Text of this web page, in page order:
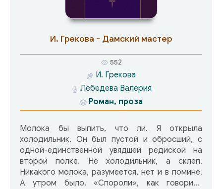
И. Грекова - Дамский мастер
552
И. Грекова
Лебедева Валерия
Роман, проза
Молока бы выпить, что ли. Я открыла
холодильник. Он был пустой и обросший, с
одной-единственной увядшей редиской на
второй полке. Не холодильник, а склеп.
Никакого молока, разумеется, нет и в помине.
А утром было. «Спороли», как говорила